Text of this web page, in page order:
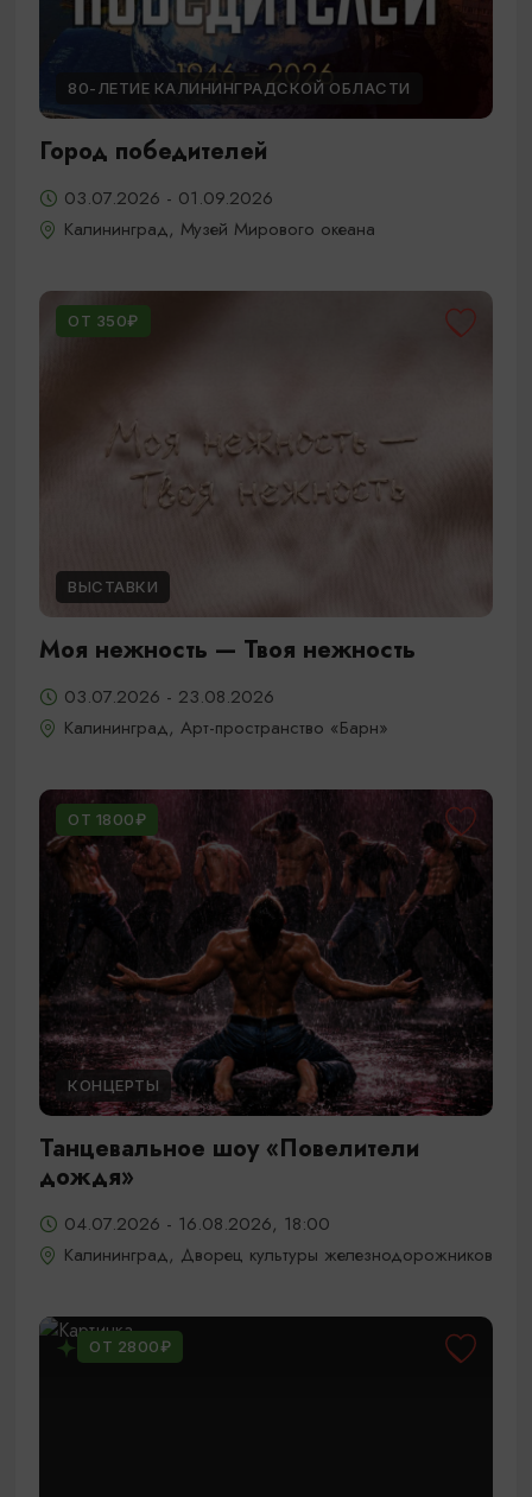
80-ЛЕТИЕ КАЛИНИНГРАДСКОЙ ОБЛАСТИ
Город победителей
03.07.2026 - 01.09.2026
Калининград, Музей Мирового океана
ОТ 350₽
ВЫСТАВКИ
Моя нежность — Твоя нежность
03.07.2026 - 23.08.2026
Калининград, Арт-пространство «Барн»
ОТ 1800₽
КОНЦЕРТЫ
Танцевальное шоу «Повелители
дождя»
04.07.2026 - 16.08.2026, 18:00
Калининград, Дворец культуры железнодорожников
ОТ 2800₽